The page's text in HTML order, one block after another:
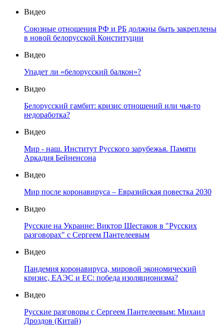
Видео
Союзные отношения РФ и РБ должны быть закреплены
в новой белорусской Конституции
Видео
Упадет ли «белорусский балкон»?
Видео
Белорусский гамбит: кризис отношений или чья-то
недоработка?
Видео
Мир - наш. Институт Русского зарубежья. Памяти
Аркадия Бейненсона
Видео
Мир после коронавируса – Евразийская повестка 2030
Видео
Русские на Украине: Виктор Шестаков в "Русских
разговорах" с Сергеем Пантелеевым
Видео
Пандемия коронавируса, мировой экономический
кризис, ЕАЭС и ЕС: победа изоляционизма?
Видео
Русские разговоры с Сергеем Пантелеевым: Михаил
Дроздов (Китай)